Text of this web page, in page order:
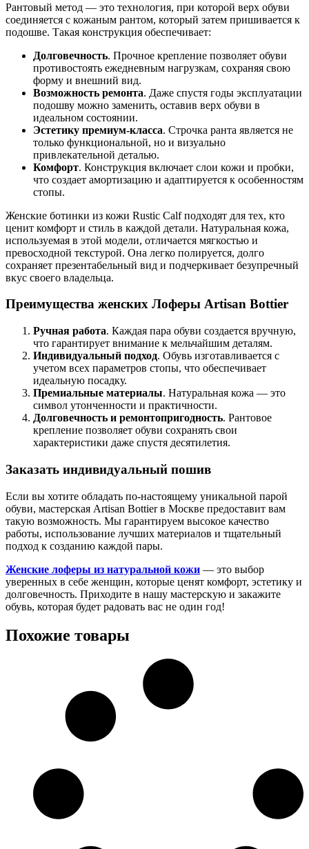
Рантовый метод — это технология, при которой верх обуви
соединяется с кожаным рантом, который затем пришивается к
подошве. Такая конструкция обеспечивает:
Долговечность. Прочное крепление позволяет обуви
противостоять ежедневным нагрузкам, сохраняя свою
форму и внешний вид.
Возможность ремонта. Даже спустя годы эксплуатации
подошву можно заменить, оставив верх обуви в
идеальном состоянии.
Эстетику премиум-класса. Строчка ранта является не
только функциональной, но и визуально
привлекательной деталью.
Комфорт. Конструкция включает слои кожи и пробки,
что создает амортизацию и адаптируется к особенностям
стопы.
Женские ботинки из кожи Rustic Calf подходят для тех, кто
ценит комфорт и стиль в каждой детали. Натуральная кожа,
используемая в этой модели, отличается мягкостью и
превосходной текстурой. Она легко полируется, долго
сохраняет презентабельный вид и подчеркивает безупречный
вкус своего владельца.
Преимущества женских Лоферы Artisan Bottier
Ручная работа. Каждая пара обуви создается вручную,
что гарантирует внимание к мельчайшим деталям.
Индивидуальный подход. Обувь изготавливается с
учетом всех параметров стопы, что обеспечивает
идеальную посадку.
Премиальные материалы. Натуральная кожа — это
символ утонченности и практичности.
Долговечность и ремонтопригодность. Рантовое
крепление позволяет обуви сохранять свои
характеристики даже спустя десятилетия.
Заказать индивидуальный пошив
Если вы хотите обладать по-настоящему уникальной парой
обуви, мастерская Artisan Bottier в Москве предоставит вам
такую возможность. Мы гарантируем высокое качество
работы, использование лучших материалов и тщательный
подход к созданию каждой пары.
Женские лоферы из натуральной кожи — это выбор
уверенных в себе женщин, которые ценят комфорт, эстетику и
долговечность. Приходите в нашу мастерскую и закажите
обувь, которая будет радовать вас не один год!
Похожие товары